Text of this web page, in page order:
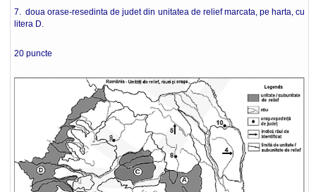
7. doua orase-resedinta de judet din unitatea de relief marcata, pe harta, cu
litera D.
20 puncte